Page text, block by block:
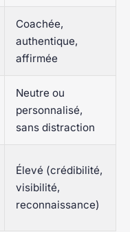
Coachée,
authentique,
affirmée
Neutre ou
personnalisé,
sans distraction
Élevé (crédibilité,
visibilité,
reconnaissance)